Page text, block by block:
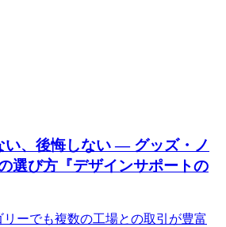
い、後悔しない ― グッズ・ノ
選び方『デザインサポートの
リーでも複数の工場との取引が豊富